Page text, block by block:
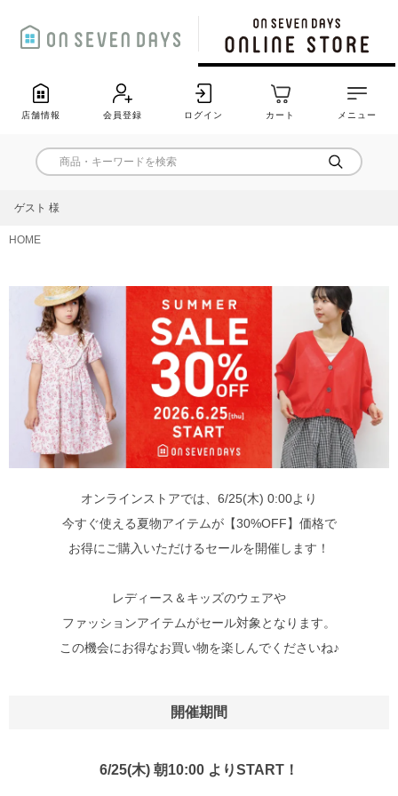
店舗情報 会員登録 ログイン カート メニュー
ゲスト 様
HOME
オンラインストアでは、6/25(木) 0:00より
今すぐ使える夏物アイテムが【30%OFF】価格で
お得にご購入いただけるセールを開催します！
レディース＆キッズのウェアや
ファッションアイテムがセール対象となります。
この機会にお得なお買い物を楽しんでくださいね♪
開催期間
6/25(木) 朝10:00 よりSTART！